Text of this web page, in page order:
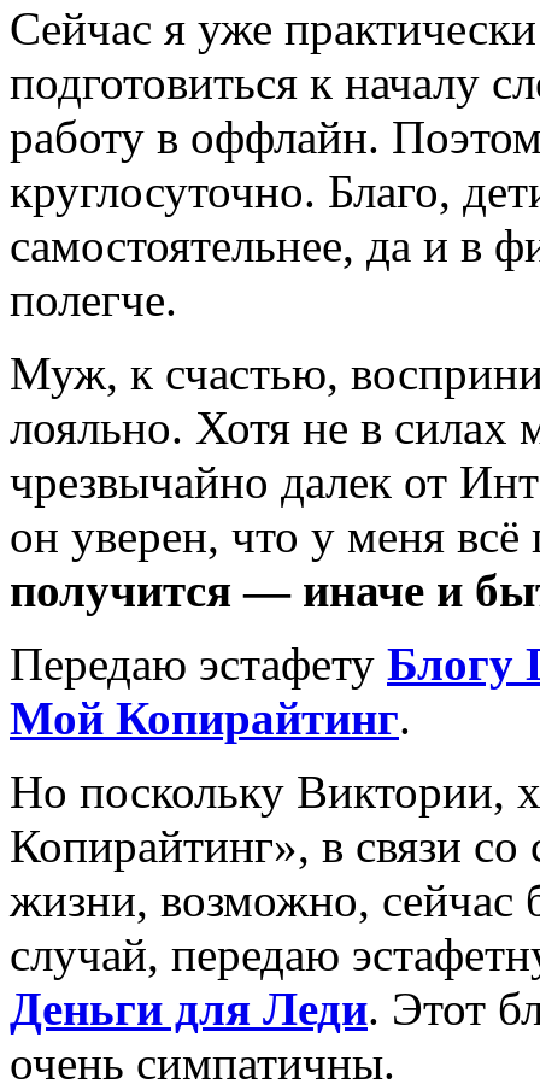
Сейчас я уже
подготовиться к началу
работу в оффлайн.
круглосуточно. Благо,
самостоятельнее, да и в
полегче.
Муж, к счастью,
лояльно. Хотя не в
чрезвычайно далек от
он уверен, что у меня
получится — иначе и
Передаю эстафету Блогу
Мой Копирайтинг.
Но поскольку Виктории,
Копирайтинг», в связи
жизни, возможно, сейчас
случай, передаю
Деньги для Леди. Этот
очень симпатичны.